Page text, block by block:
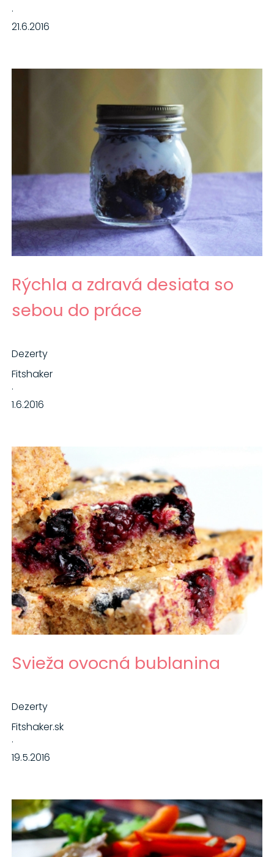
·
21.6.2016
Rýchla a zdravá desiata so
sebou do práce
Dezerty
Fitshaker
·
1.6.2016
Svieža ovocná bublanina
Dezerty
Fitshaker.sk
·
19.5.2016